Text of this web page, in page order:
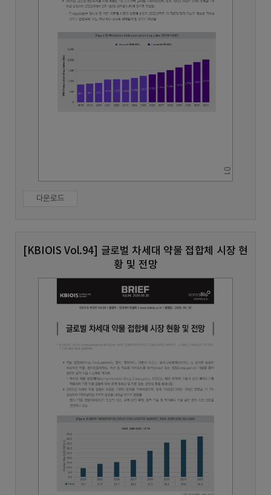
다운로드
[KBIOIS Vol.94] 글로벌 차세대 약물 접합체 시장 현
황 및 전망